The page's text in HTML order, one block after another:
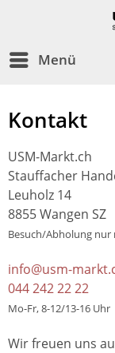
Menü
Kontakt
USM-Markt.ch
Stauffacher
Leuholz 14
8855 Wangen SZ
Besuch/Abholung
info@usm-
044 242 22 22
Mo-Fr, 8-12/13-16 Uhr
Wir freuen uns